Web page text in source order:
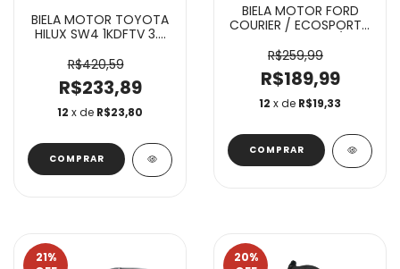
BIELA MOTOR TOYOTA
HILUX SW4 1KDFTV 3.0
R$420,59
R$233,89
12 x de R$23,80
BIELA MOTOR FORD
COURIER / ECOSPORT /
ZETEC 1.0 / 1.6 8V
R$259,99
R$189,99
12 x de R$19,33
21%
20%